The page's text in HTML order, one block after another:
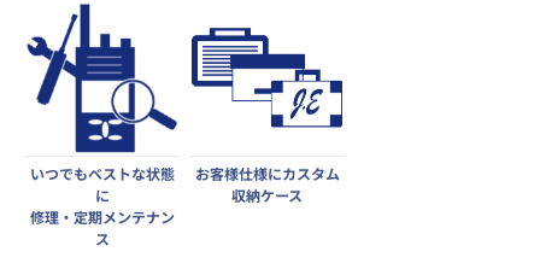
いつでもベストな状態
に
修理・定期メンテナン
ス
お客様仕様にカスタム
収納ケース